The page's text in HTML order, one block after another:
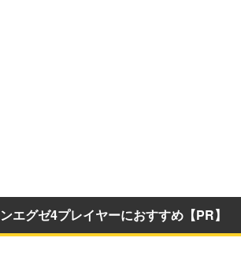
エグゼ4プレイヤーにおすすめ【PR】